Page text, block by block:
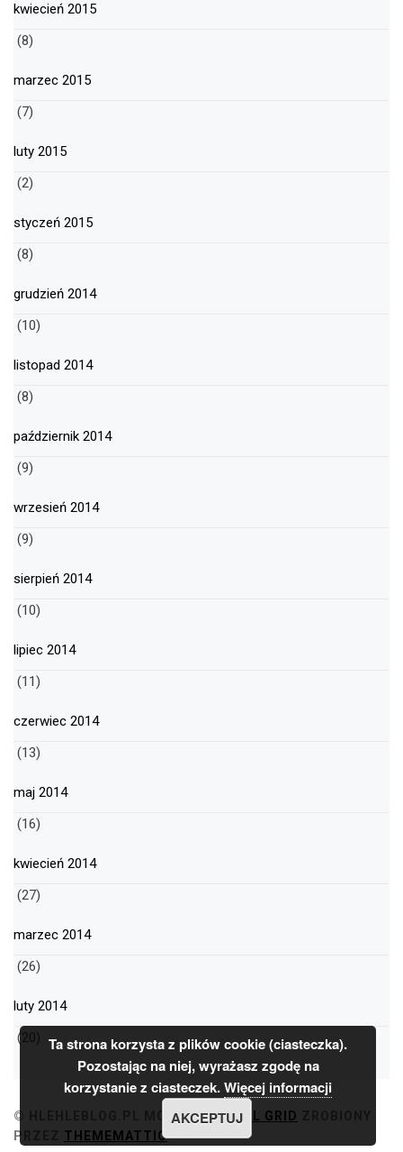
kwiecień 2015
(8)
marzec 2015
(7)
luty 2015
(2)
styczeń 2015
(8)
grudzień 2014
(10)
listopad 2014
(8)
październik 2014
(9)
wrzesień 2014
(9)
sierpień 2014
(10)
lipiec 2014
(11)
czerwiec 2014
(13)
maj 2014
(16)
kwiecień 2014
(27)
marzec 2014
(26)
luty 2014
(20)
© HLEHLEBLOG.PL MOTYWMINIMAL GRID
PRZEZ THEMEMATTIC
Ta strona korzysta z plików cookie (ciasteczka).
Pozostając na niej, wyrażasz zgodę na
korzystanie z ciasteczek.Więcej informacji
AKCEPTUJ